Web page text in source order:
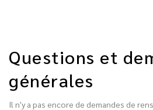
Questions et
générales
Il n'y a pas encore de demandes de